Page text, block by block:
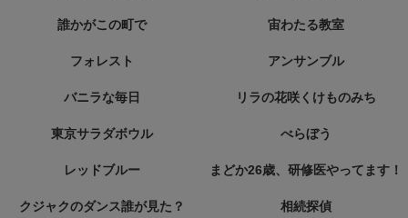
誰かがこの町で 宙わたる教室
フォレスト アンサンブル
バニラな毎日 リラの花咲くけものみち
東京サラダボウル べらぼう
レッドブルー まどか26歳、研修医やってます！
クジャクのダンス誰が見た？ 相続探偵